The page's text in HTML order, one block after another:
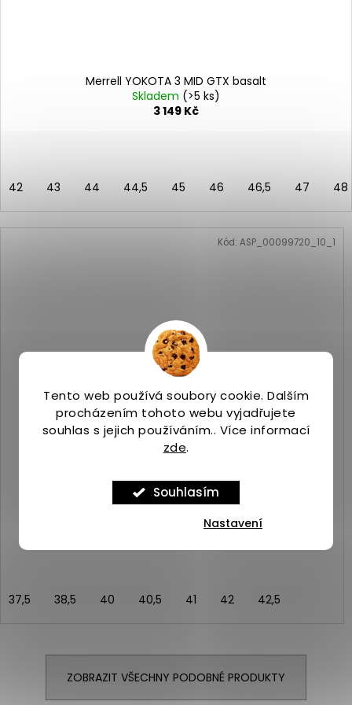
Tento web používá soubory cookie. Dalším
procházením tohoto webu vyjadřujete
souhlas s jejich používáním.. Více informací
zde.
Souhlasím
Nastavení
Merrell YOKOTA 3 MID GTX basalt
Skladem (>5 ks)
3 149 Kč
42 43 44 44,5 45 46 46,5 47 48
Merrell YOKOTA 3 GTX black
Skladem(3 ks)
37,5 38,5 40 40,5 41 42 42,5
Kód: ASP_00099720_10_1
ZOBRAZIT VŠECHNY PODOBNÉ PRODUKTY